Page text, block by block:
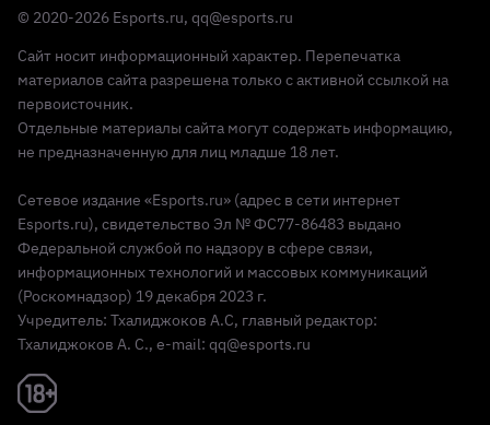
© 2020-2026 Esports.ru, qq@esports.ru
Сайт носит информационный характер. Перепечатка
материалов сайта разрешена только с активной ссылкой на
первоисточник.
Отдельные материалы сайта могут содержать информацию,
не предназначенную для лиц младше 18 лет.
Сетевое издание «Esports.ru» (адрес в сети интернет
Esports.ru), свидетельство Эл № ФС77-86483 выдано
Федеральной службой по надзору в сфере связи,
информационных технологий и массовых коммуникаций
(Роскомнадзор) 19 декабря 2023 г.
Учредитель: Тхалиджоков А.С, главный редактор:
Тхалиджоков А. С., e-mail: qq@esports.ru